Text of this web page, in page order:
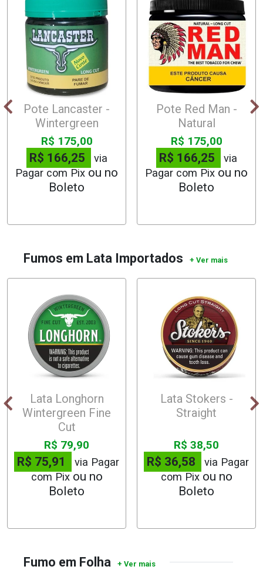
Pote Lancaster -
Wintergreen
R$ 175,00
R$ 166,25
via
Pagar com Pix
Pote Red Man -
Natural
R$ 175,00
R$ 166,25
via
Pagar com Pix
Fumos em Lata Importados
Lata Longhorn
Wintergreen Fine
Cut
R$ 79,90
R$ 75,91
via Pagar
com Pix
Lata Stokers -
Straight
R$ 38,50
R$ 36,58
via Pagar
com Pix
Fumo em Folha